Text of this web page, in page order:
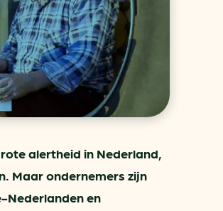
energie besparen
of recyclen van bijproducten
MKB
besparen op uw PC
info@klimaatplein.nl (073) 822 74 86
alertheid in Nederland,
Maar ondernemers zijn
Nederlanden en